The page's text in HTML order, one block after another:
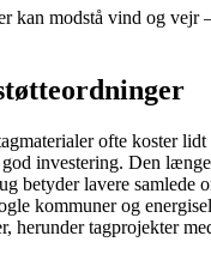
kan modstå vind og vejr
ofte koster
investering. Den
betyder lavere samlede
kommuner og
herunder tagprojekter